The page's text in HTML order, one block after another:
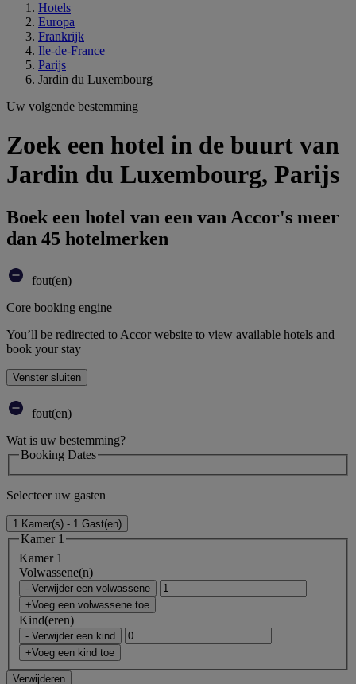
Hotels
Europa
Frankrijk
Ile-de-France
Parijs
Jardin du Luxembourg
Uw volgende bestemming
Zoek een hotel in de buurt van
Jardin du Luxembourg, Parijs
Boek een hotel van een van Accor's meer
dan 45 hotelmerken
fout(en)
Core booking engine
You’ll be redirected to Accor website to view available hotels and
book your stay
Venster sluiten
fout(en)
Wat is uw bestemming?
Booking Dates
Selecteer uw gasten
1 Kamer(s) - 1 Gast(en)
Kamer 1
Kamer 1
Volwassene(n)
- Verwijder een volwassene
+Voeg een volwassene toe
Kind(eren)
- Verwijder een kind
+Voeg een kind toe
Verwijderen